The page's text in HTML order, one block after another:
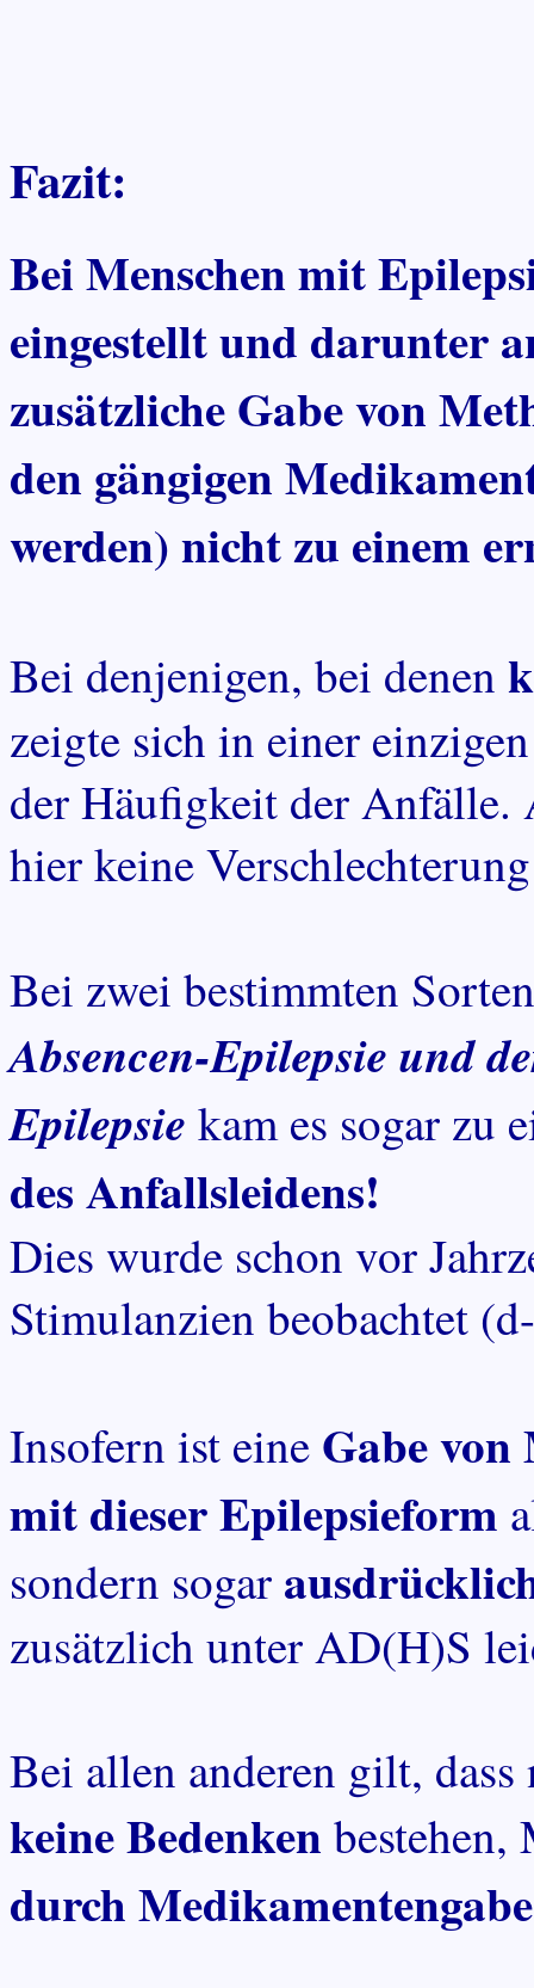
Fazit:
Bei Menschen mit
eingestellt und darunter
zusätzliche Gabe von
den gängigen
werden) nicht zu einem
Bei denjenigen, bei denen
zeigte sich in einer
der Häufigkeit der Anfälle.
hier keine
Bei zwei bestimmten
Absencen-Epilepsie und
Epilepsie kam es sogar zu
des Anfallsleidens!
Dies wurde schon vor
Stimulanzien beobachtet
Insofern ist eine Gabe
mit dieser Epilepsieform
sondern sogar
zusätzlich unter AD(H)S
Bei allen anderen gilt,
keine Bedenken
durch